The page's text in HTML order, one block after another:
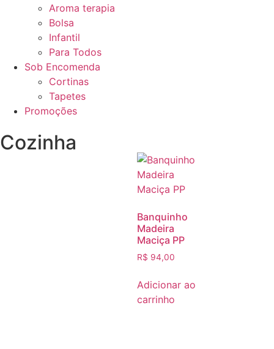
Aroma terapia
Bolsa
Infantil
Para Todos
Sob Encomenda
Cortinas
Tapetes
Promoções
Cozinha
Banquinho
Madeira
Maciça PP
R$ 94,00
Adicionar ao
carrinho